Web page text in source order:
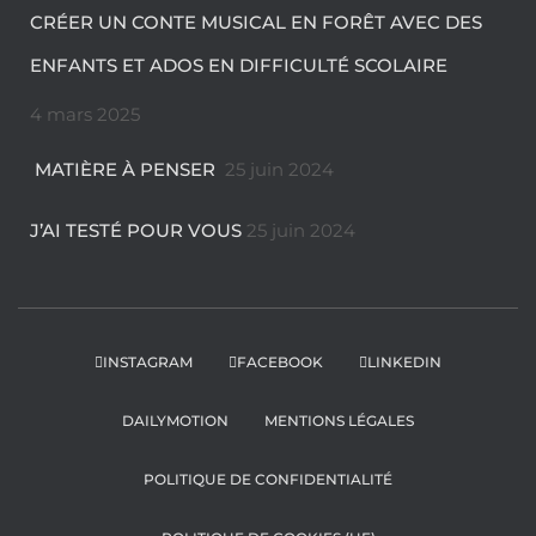
CRÉER UN CONTE MUSICAL EN FORÊT AVEC DES
ENFANTS ET ADOS EN DIFFICULTÉ SCOLAIRE
4 mars 2025
MATIÈRE À PENSER 25 juin 2024
J’AI TESTÉ POUR VOUS 25 juin 2024
INSTAGRAM FACEBOOK LINKEDIN
DAILYMOTION MENTIONS LÉGALES
POLITIQUE DE CONFIDENTIALITÉ